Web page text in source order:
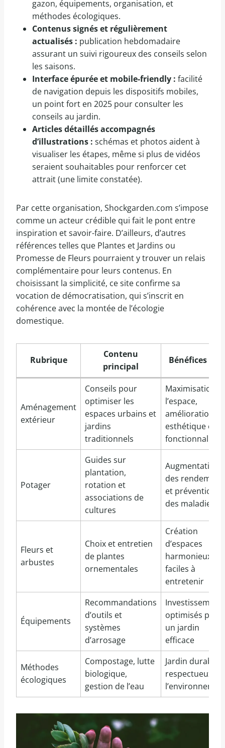
gazon, équipements, organisation, et
méthodes écologiques.
Contenus signés et régulièrement
actualisés : publication hebdomadaire
assurant un suivi rigoureux des conseils selon
les saisons.
Interface épurée et mobile-friendly : facilité
de navigation depuis les dispositifs mobiles,
un point fort en 2025 pour consulter les
conseils au jardin.
Articles détaillés accompagnés
d’illustrations : schémas et photos aident à
visualiser les étapes, même si plus de vidéos
seraient souhaitables pour renforcer cet
attrait (une limite constatée).
Par cette organisation, Shockgarden.com s’impose
comme un acteur crédible qui fait le pont entre
inspiration et savoir-faire. D’ailleurs, d’autres
références telles que Plantes et Jardins ou
Promesse de Fleurs pourraient y trouver un relais
complémentaire pour leurs contenus. En
choisissant la simplicité, ce site confirme sa
vocation de démocratisation, qui s’inscrit en
cohérence avec la montée de l’écologie
domestique.
Rubrique
Contenu
principal
Bénéfices clés
Aménagement
extérieur
Conseils pour
optimiser les
espaces urbains et
jardins
traditionnels
Maximisation
l’espace,
amélioration
esthétique et
fonctionnalité
Potager
Guides sur
plantation,
rotation et
associations de
cultures
Augmentation
des
et prévention
des maladies
Fleurs et
arbustes
Choix et entretien
de plantes
ornementales
Création
d’espaces
harmonieux et
faciles à
entretenir
Équipements
Recommandations
d’outils et
systèmes
d’arrosage
optimisés pour
un jardin
efficace
Méthodes
écologiques
Compostage, lutte
biologique,
gestion de l’eau
Jardin durable,
respectueux de